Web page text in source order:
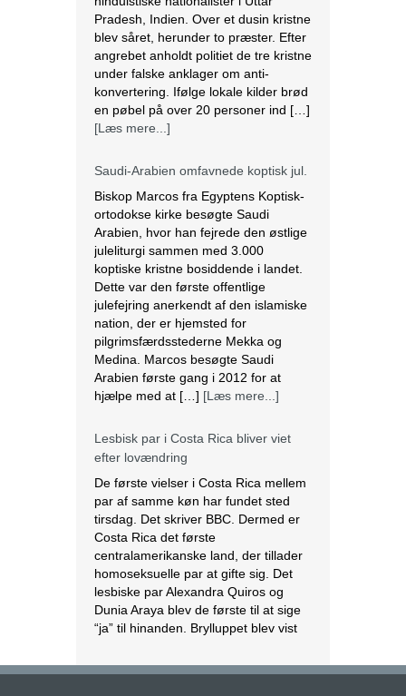
[Læs mere...]
Saudi-Arabien omfavnede koptisk jul.
Biskop Marcos fra Egyptens Koptisk-
ortodokse kirke besøgte Saudi
Arabien, hvor han fejrede den østlige
juleliturgi sammen med 3.000
Dette var den første offentlige
julefejring anerkendt af den islamiske
nation, der er hjemsted for
pilgrimsfærdsstederne Mekka og
Medina. Marcos besøgte Saudi
Arabien første gang i 2012 for at
hjælpe med at […][Læs mere...]
Lesbisk par i Costa Rica bliver viet
efter lovændring
De første vielser i Costa Rica mellem
par af samme køn har fundet sted
tirsdag. Det skriver BBC. Dermed er
centralamerikanske land, der tillader
homoseksuelle par at gifte sig. Det
lesbiske par Alexandra Quiros og
Dunia Araya blev de første til at sige
“ja” til hinanden. Brylluppet blev vist
på nationalt […][Læs mere...]
Abbas erklærer alle aftaler med Israel
og USA for færdige
Mahmoud Abbas erklærer alle aftaler
og forståelser med Israel og USA for
palæstinensiske præsident tirsdag